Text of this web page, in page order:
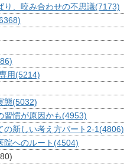
り、咬み合わせの不思議(7173)
用(5214)
態(5032)
習慣が原因かも(4953)
の新しい考え方パート2-1(4806)
院へのルート (4504)